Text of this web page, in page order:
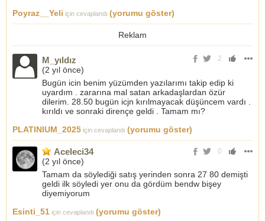
Poyraz__Yeli için cevaplandı (yorumu göster)
Reklam
2
M_yıldız
(2 yıl önce)
Bugün icin benim yüzümden yazılarımı takip edip ki
uyardım . zararına mal satan arkadaşlardan özür
dilerim. 28.50 bugün icjn kırılmayacak düşüncem vardı .
kırıldı ve sonraki dirençe geldi . Tamam mı?
PLATINIUM_2025 için cevaplandı (yorumu göster)
0
Aceleci34
(2 yıl önce)
Tamam da söylediği satış yerinden sonra 27 80 demişti
geldi ilk söyledi yer onu da gördüm bendw bişey
diyemiyorum
Esinti_51 için cevaplandı (yorumu göster)